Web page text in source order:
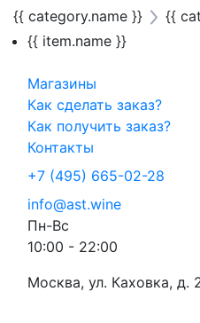
{{ category.name }}
{{
{{ item.name }}
Магазины
Как сделать заказ?
Как получить заказ?
Контакты
+7 (495) 665-02-28
info@ast.wine
Пн-Вс
10:00 - 22:00
Москва, ул. Каховка, д.